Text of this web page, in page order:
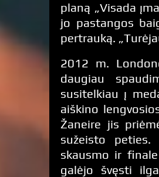
planą „Visada
jo pastangos
pertrauką.
2012 m.
daugiau
susitelkiau į
aiškino
Žaneire jis
sužeisto peties.
skausmo ir
galėjo švęsti